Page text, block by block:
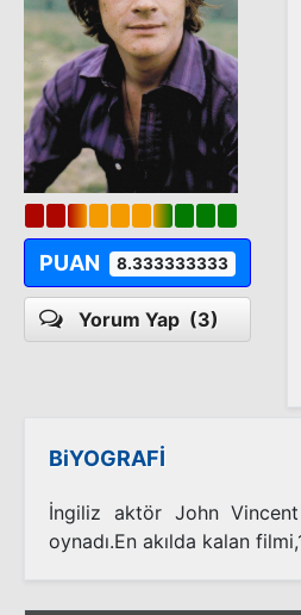
PUAN 8.333333333
Yorum Yap (3)
BiYOGRAFİ
İngiliz aktör John
oynadı.En akılda kalan